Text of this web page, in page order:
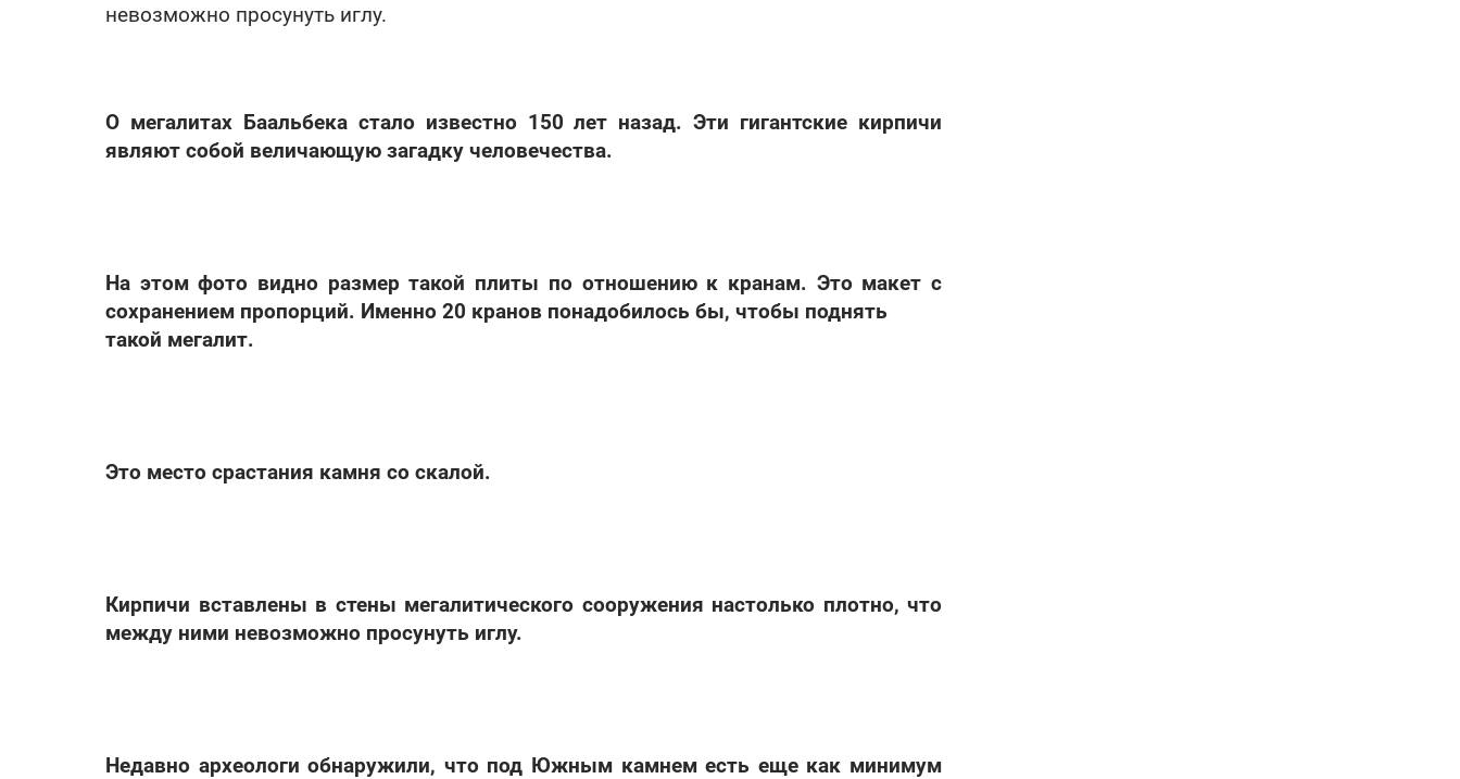
невозможно просунуть иглу.
О мегалитах Баальбека стало известно 150 лет назад. Эти гигантские кирпичи
являют собой величающую загадку человечества.
На этом фото видно размер такой плиты по отношению к кранам. Это макет с
сохранением пропорций. Именно 20 кранов понадобилось бы, чтобы поднять
такой мегалит.
Это место срастания камня со скалой.
Кирпичи вставлены в стены мегалитического сооружения настолько плотно, что
между ними невозможно просунуть иглу.
Недавно археологи обнаружили, что под Южным камнем есть еще как минимум